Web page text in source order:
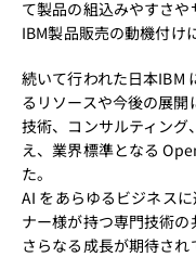
て製品の組込みやすさ
IBM製品販売の動機付け
続いて行われた日本IBM
るリソースや今後の展開
技術、コンサルティン
え、業界標準となる
た。
AI をあらゆるビジネス
ナー様が持つ専門技術
さらなる成長が期待され